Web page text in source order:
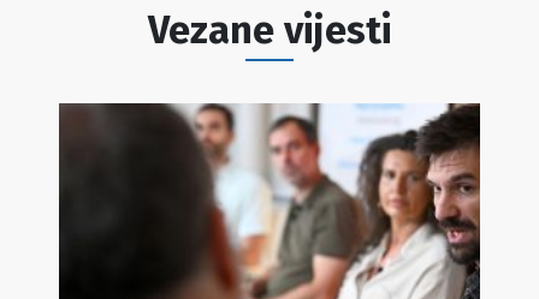
Vezane vijesti